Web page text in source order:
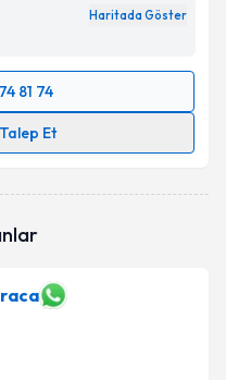
Haritada Göster
81 74
Et
randevu almanız için bir
ilişkin